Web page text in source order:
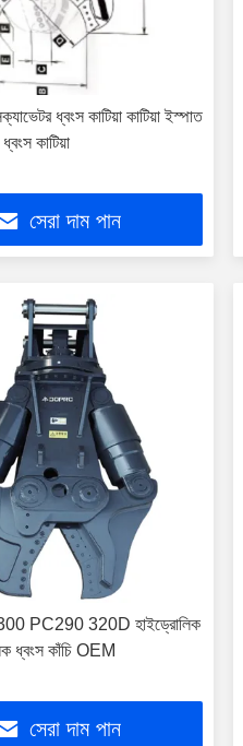
ধ্বংস কাটিয়া কাটিয়া ইস্পাত
কাটিয়া
সেরা দাম পান
PC290 320D হাইড্রোলিক
ধ্বংস কাঁচি OEM
সেরা দাম পান